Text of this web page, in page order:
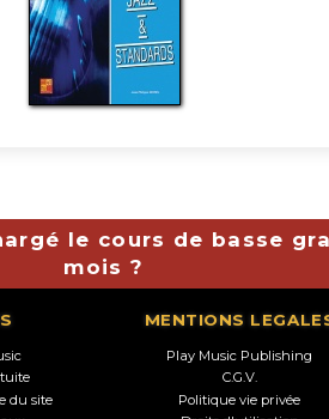
le cours de basse
mois ?
du site
MENTIONS
Play Music Publishing
C.G.V.
Politique vie privée